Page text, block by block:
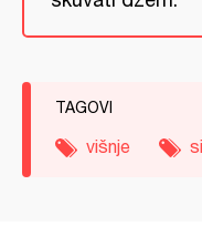
TAGOVI
višnje